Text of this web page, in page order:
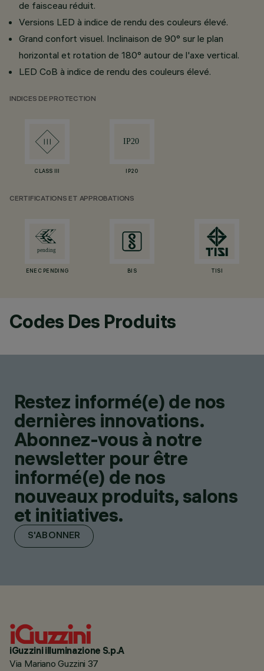
de faisceau réduit.
Versions LED à indice de rendu des couleurs élevé.
Grand confort visuel. Inclinaison de 90° sur le plan
horizontal et rotation de 180° autour de l'axe vertical.
LED CoB à indice de rendu des couleurs élevé.
INDICES DE PROTECTION
CLASS III IP20
CERTIFICATIONS ET APPROBATIONS
ENEC PENDING BIS TISI
Codes Des Produits
Restez informé(e) de nos
dernières innovations.
Abonnez-vous à notre
newsletter pour être
informé(e) de nos
nouveaux produits, salons
et initiatives.
S'ABONNER
iGuzzini illuminazione S.p.A
Via Mariano Guzzini 37